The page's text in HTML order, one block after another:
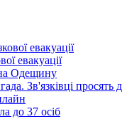
евакуації
на Одещину
Зв'язківці просять
до 37 осіб